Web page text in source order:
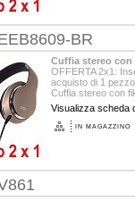
BR
Cuffia stereo con
OFFERTA 2x1:
acquisto di 1
Cuffia stereo con
Visualizza scheda
IN MAGAZZINO